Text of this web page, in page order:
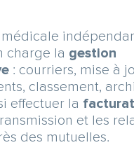
charge la gestion
: courriers, mise à
classement,
effectuer la
et les
des mutuelles.